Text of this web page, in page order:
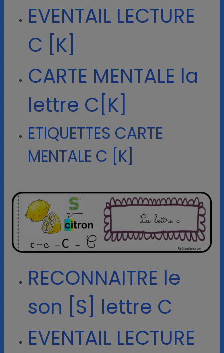
EVENTAIL LECTURE
C [K]
CARTE MENTALE la
lettre C[K]
ETIQUETTES CARTE
MENTALE C [K]
RECONNAITRE le
son [S] lettre C
EVENTAIL LECTURE